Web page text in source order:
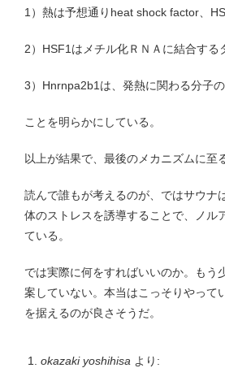
1）熱は予想通りheat shock factor、
2）HSF1はメチル化ＲＮＡに結合す
3）Hnrnpa2b1は、発熱に関わる分子
ことを明らかにしている。
以上が結果で、最後のメカニズムに至
読んで誰もが考えるのが、ではサウナ
体のストレスを誘導することで、ノル
ている。
では実際に何をすればいいのか。もう
案していない。本当はこっそりやって
を据えるのが良さそうだ。
okazaki yoshihisa より: